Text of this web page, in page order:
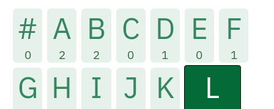
#
0
A
2
B
2
C
0
D
1
E
0
F
1
G H I J K L